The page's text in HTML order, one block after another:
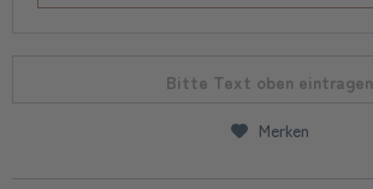
Bitte Text oben eintragen
Merken